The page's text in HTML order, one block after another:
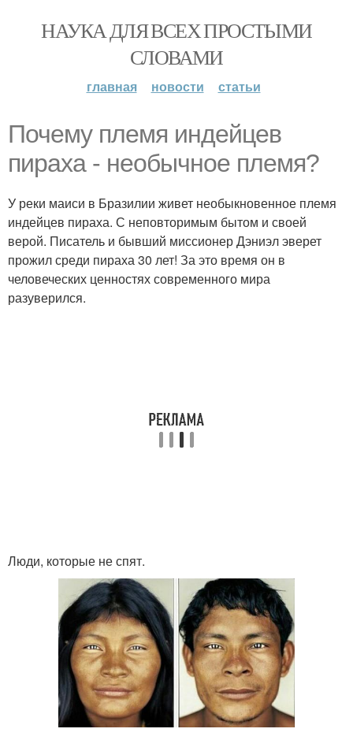
НАУКА ДЛЯ ВСЕХ ПРОСТЫМИ
СЛОВАМИ
главная новости статьи
Почему племя индейцев
пираха - необычное племя?
У реки маиси в Бразилии живет необыкновенное племя
индейцев пираха. С неповторимым бытом и своей
верой. Писатель и бывший миссионер Дэниэл эверет
прожил среди пираха 30 лет! За это время он в
человеческих ценностях современного мира
разуверился.
Люди, которые не спят.